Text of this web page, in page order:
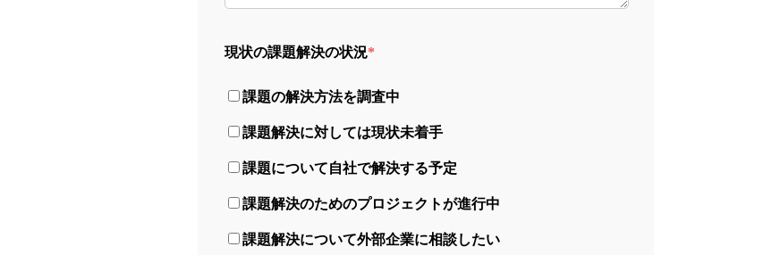
現状の課題解決の状況*
課題の解決方法を調査中
課題解決に対しては現状未着手
課題について自社で解決する予定
課題解決のためのプロジェクトが進行中
課題解決について外部企業に相談したい